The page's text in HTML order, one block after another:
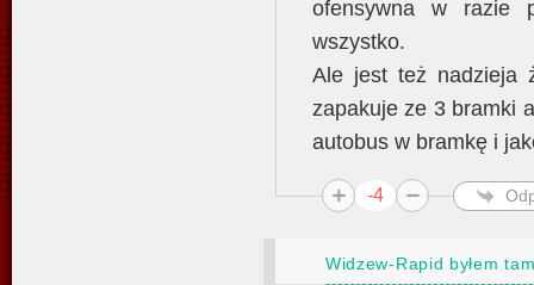
ofensywna w razie
wszystko.
Ale jest też nadzieja
zapakuje ze 3 bramki
autobus w bramkę i
-4
Widzew-Rapid byłem